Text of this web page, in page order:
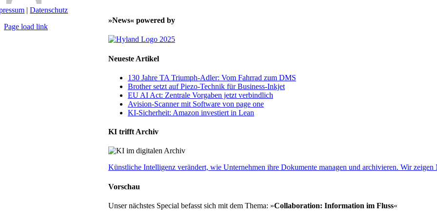
»News« powered by
Neueste Artikel
130 Jahre TA Triumph-Adler: Vom Fahrrad zum DMS
Brother setzt auf Piezo-Technik für Business-Inkjet
EU AI Act: Zentrale Vorgaben jetzt verbindlich
Avision-Scanner mit Software von page one
KI-Sicherheit: Amazon investiert in Lean
KI trifft Archiv
Künstliche Intelligenz verändert, wie Unternehmen ihre Dokumente managen und archivieren. Wir
Vorschau
Unser nächstes Special befasst sich mit dem Thema: »Collaboration: Information im Fluss«
|Datenschutz
Page load link